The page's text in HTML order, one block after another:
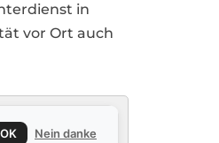
in
vor Ort auch
OK Nein danke